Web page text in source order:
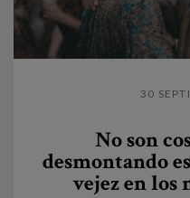
30
No son
desmontando
vejez en los